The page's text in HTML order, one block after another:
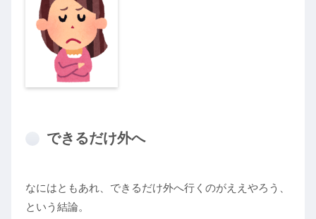
できるだけ外へ
なにはともあれ、できるだけ外へ行くのがええやろう、
という結論。